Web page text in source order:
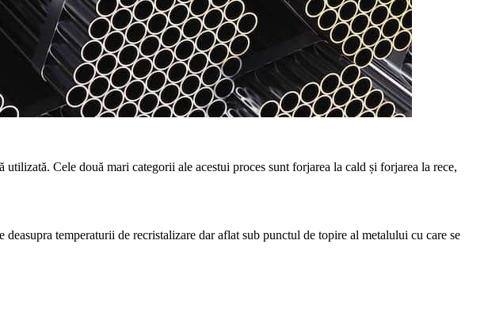
Cele două mari categorii ale acestui proces sunt forjarea la cald și forjarea la rece,
temperaturii de recristalizare dar aflat sub punctul de topire al metalului cu care se